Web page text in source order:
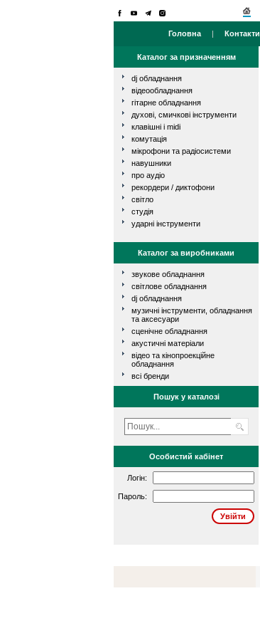
Головна | Контакти
Каталог за призначенням
dj обладнання
відеообладнання
гітарне обладнання
духові, смичкові інструменти
клавішні і midi
комутація
мікрофони та радіосистеми
навушники
про аудіо
рекордери / диктофони
світло
студія
ударні інструменти
Каталог за виробниками
звукове обладнання
світлове обладнання
dj обладнання
музичні інструменти, обладнання
та аксесуари
сценічне обладнання
акустичні матеріали
відео та кінопроекційне
обладнання
всі бренди
Пошук у каталозі
Особистий кабінет
Логін:
Пароль: